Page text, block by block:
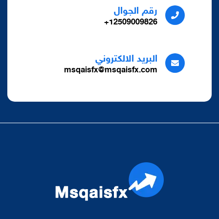
رقم الجوال
12509009826+
البريد الالكتروني
msqaisfx@msqaisfx.com